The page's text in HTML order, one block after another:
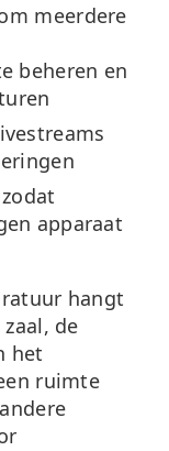
meerdere
beheren en
zodat
apparaat
hangt
de
het
ruimte